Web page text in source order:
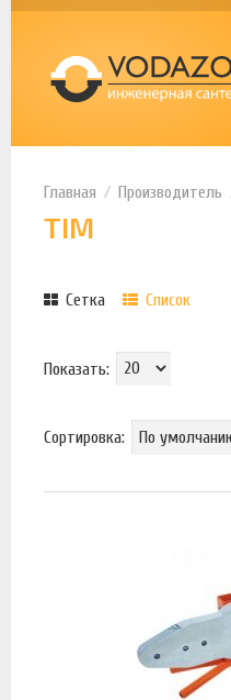
Производитель
TIM
Сетка Список
Показать:
Сортировка: